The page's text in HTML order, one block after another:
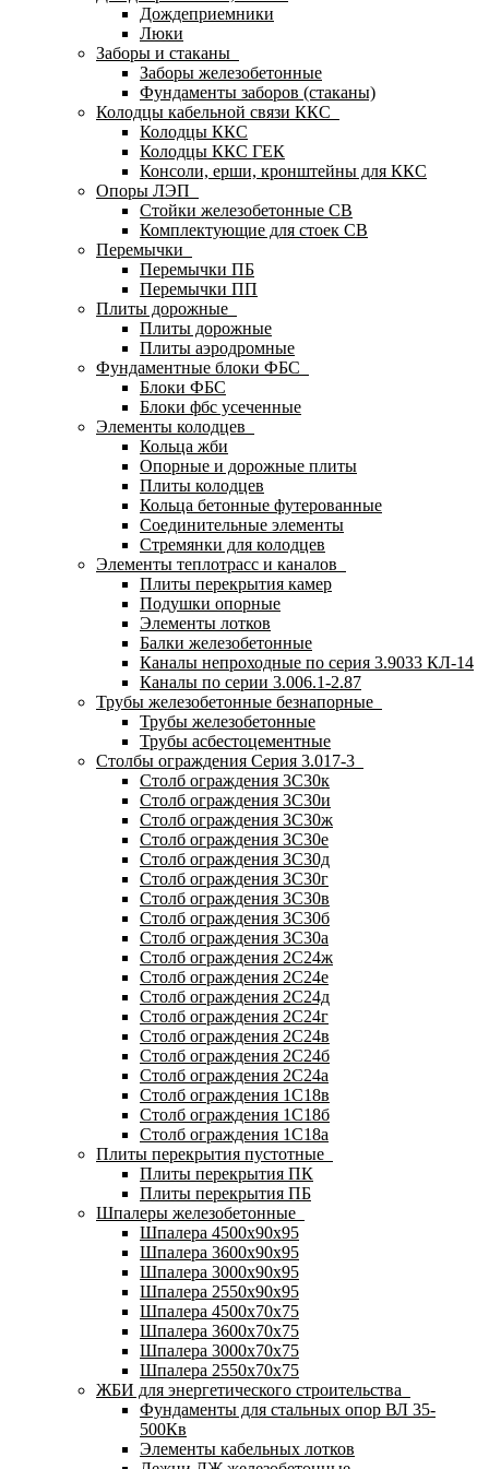
Дождеприемники
Люки
Заборы и стаканы
Заборы железобетонные
Фундаменты заборов (стаканы)
Колодцы кабельной связи ККС
Колодцы ККС
Колодцы ККС ГЕК
Консоли, ерши, кронштейны для ККС
Опоры ЛЭП
Стойки железобетонные СВ
Комплектующие для стоек СВ
Перемычки
Перемычки ПБ
Перемычки ПП
Плиты дорожные
Плиты дорожные
Плиты аэродромные
Фундаментные блоки ФБС
Блоки ФБС
Блоки фбс усеченные
Элементы колодцев
Кольца жби
Опорные и дорожные плиты
Плиты колодцев
Кольца бетонные футерованные
Соединительные элементы
Стремянки для колодцев
Элементы теплотрасс и каналов
Плиты перекрытия камер
Подушки опорные
Элементы лотков
Балки железобетонные
Каналы непроходные по серия 3.9033 КЛ-14
Каналы по серии 3.006.1-2.87
Трубы железобетонные безнапорные
Трубы железобетонные
Трубы асбестоцементные
Столбы ограждения Серия 3.017-3
Столб ограждения 3С30к
Столб ограждения 3С30и
Столб ограждения 3С30ж
Столб ограждения 3С30е
Столб ограждения 3С30д
Столб ограждения 3С30г
Столб ограждения 3С30в
Столб ограждения 3С30б
Столб ограждения 3С30а
Столб ограждения 2С24ж
Столб ограждения 2С24е
Столб ограждения 2С24д
Столб ограждения 2С24г
Столб ограждения 2С24в
Столб ограждения 2С24б
Столб ограждения 2С24а
Столб ограждения 1С18в
Столб ограждения 1С18б
Столб ограждения 1С18а
Плиты перекрытия пустотные
Плиты перекрытия ПК
Плиты перекрытия ПБ
Шпалеры железобетонные
Шпалера 4500х90х95
Шпалера 3600х90х95
Шпалера 3000х90х95
Шпалера 2550х90х95
Шпалера 4500х70х75
Шпалера 3600х70х75
Шпалера 3000х70х75
Шпалера 2550х70х75
ЖБИ для энергетического строительства
Фундаменты для стальных опор ВЛ 35-
500Кв
Элементы кабельных лотков